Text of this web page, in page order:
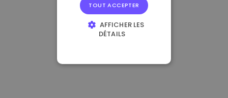
TOUT ACCEPTER
AFFICHER LES
DÉTAILS